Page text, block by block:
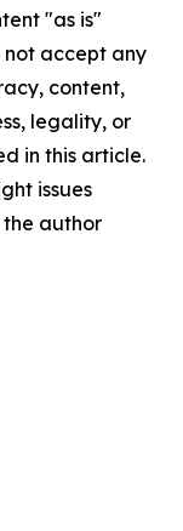
"as is"
accept any
content,
legality, or
in this article.
issues
author